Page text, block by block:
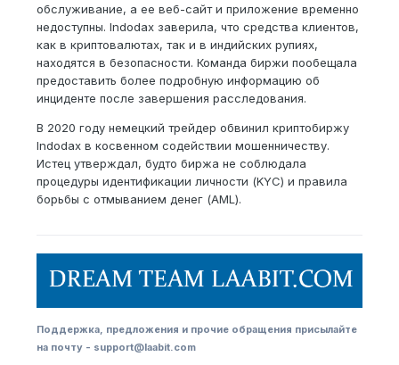
обслуживание, а ее веб-сайт и приложение временно
недоступны. Indodax заверила, что средства клиентов,
как в криптовалютах, так и в индийских рупиях,
находятся в безопасности. Команда биржи пообещала
предоставить более подробную информацию об
инциденте после завершения расследования.
В 2020 году немецкий трейдер обвинил криптобиржу
Indodax в косвенном содействии мошенничеству.
Истец утверждал, будто биржа не соблюдала
процедуры идентификации личности (KYC) и правила
борьбы с отмыванием денег (AML).
Поддержка, предложения и прочие обращения присылайте
на почту - support@laabit.com